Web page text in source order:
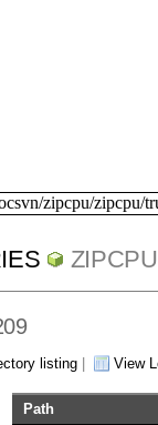
zipcpu/zipcpu/
ZIPCPU
listing View
Path